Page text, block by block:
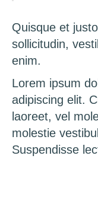
Quisque et
sollicitudin,
enim.
Lorem ipsum
adipiscing elit.
laoreet, vel
molestie
Suspendisse